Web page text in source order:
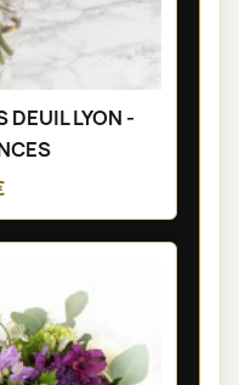
DEUIL LYON -